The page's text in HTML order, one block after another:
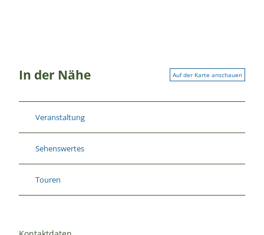
In der Nähe Auf der Karte anschauen
Veranstaltung
Sehenswertes
Touren